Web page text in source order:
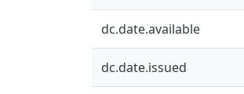
dc.date.available
dc.date.issued